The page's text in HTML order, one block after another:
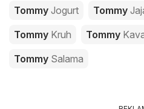
Tommy Jogurt Tommy
Tommy Kruh Tommy
Tommy Salama